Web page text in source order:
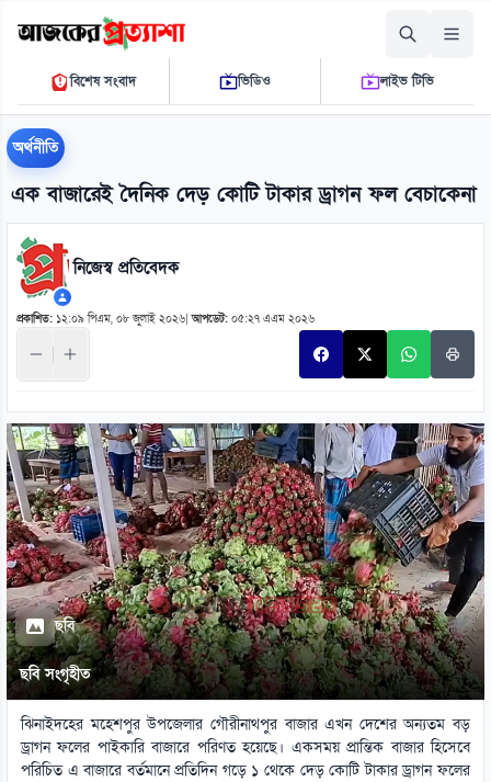
সোমবার, ১০ আগস্ট ২০২৬
১১ ৪৮ ৩৫ এ.এম.THE DAILY AJKER PROTTASHA
বিশেষ সংবাদ ভিডিও লাইভ টিভি
অর্থনীতি
এক বাজারেই দৈনিক দেড় কোটি টাকার ড্রাগন ফল বেচাকেনা
নিজেস্ব প্রতিবেদক
প্রকাশিত: ১২:০৯ পিএম, ০৮ জুলাই ২০২৬ |আপডেট: ০৫:২৭ এএম ২০২৬
ছবি
ছবি সংগৃহীত
ঝিনাইদহের মহেশপুর উপজেলার গৌরীনাথপুর বাজার এখন দেশের অন্যতম বড়
ড্রাগন ফলের পাইকারি বাজারে পরিণত হয়েছে। একসময় প্রান্তিক বাজার হিসেবে
পরিচিত এ বাজারে বর্তমানে প্রতিদিন গড়ে ১ থেকে দেড় কোটি টাকার ড্রাগন ফলের